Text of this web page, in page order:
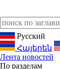
Русский
Հայերեն
Лента новостей
По разделам